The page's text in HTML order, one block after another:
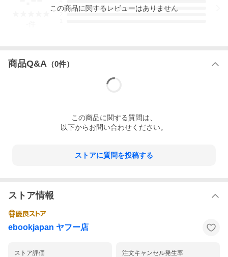
3
この商品に関するレビューはありません
商品Q&A （0件）
この商品に関する質問は、
以下からお問い合わせください。
ストアに質問を投稿する
ストア情報
ebookjapan ヤフー店
ストア評価 注文キャンセル発生率